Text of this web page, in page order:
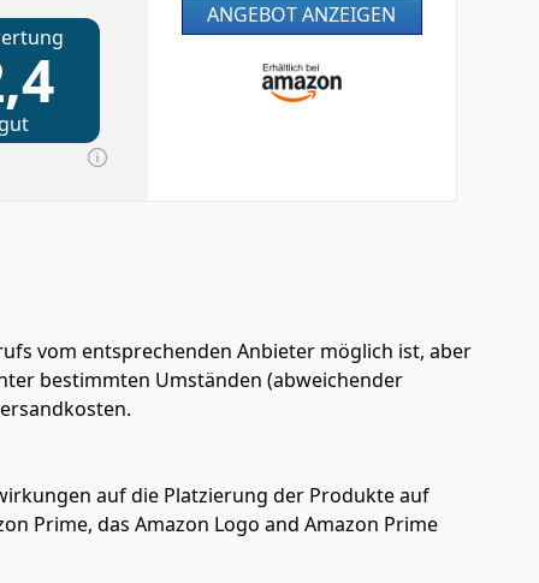
gut
ANGEBOT ANZEIGEN
vom entsprechenden Anbieter möglich ist, aber
bestimmten Umständen (abweichender
auf die Platzierung der Produkte auf
Prime, das Amazon Logo and Amazon Prime